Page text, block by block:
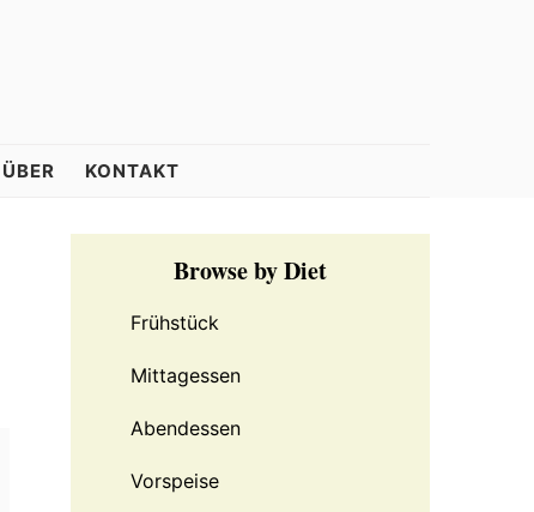
ÜBER KONTAKT
Primary
SidebarBrowse by Diet
Frühstück
Mittagessen
Abendessen
Vorspeise